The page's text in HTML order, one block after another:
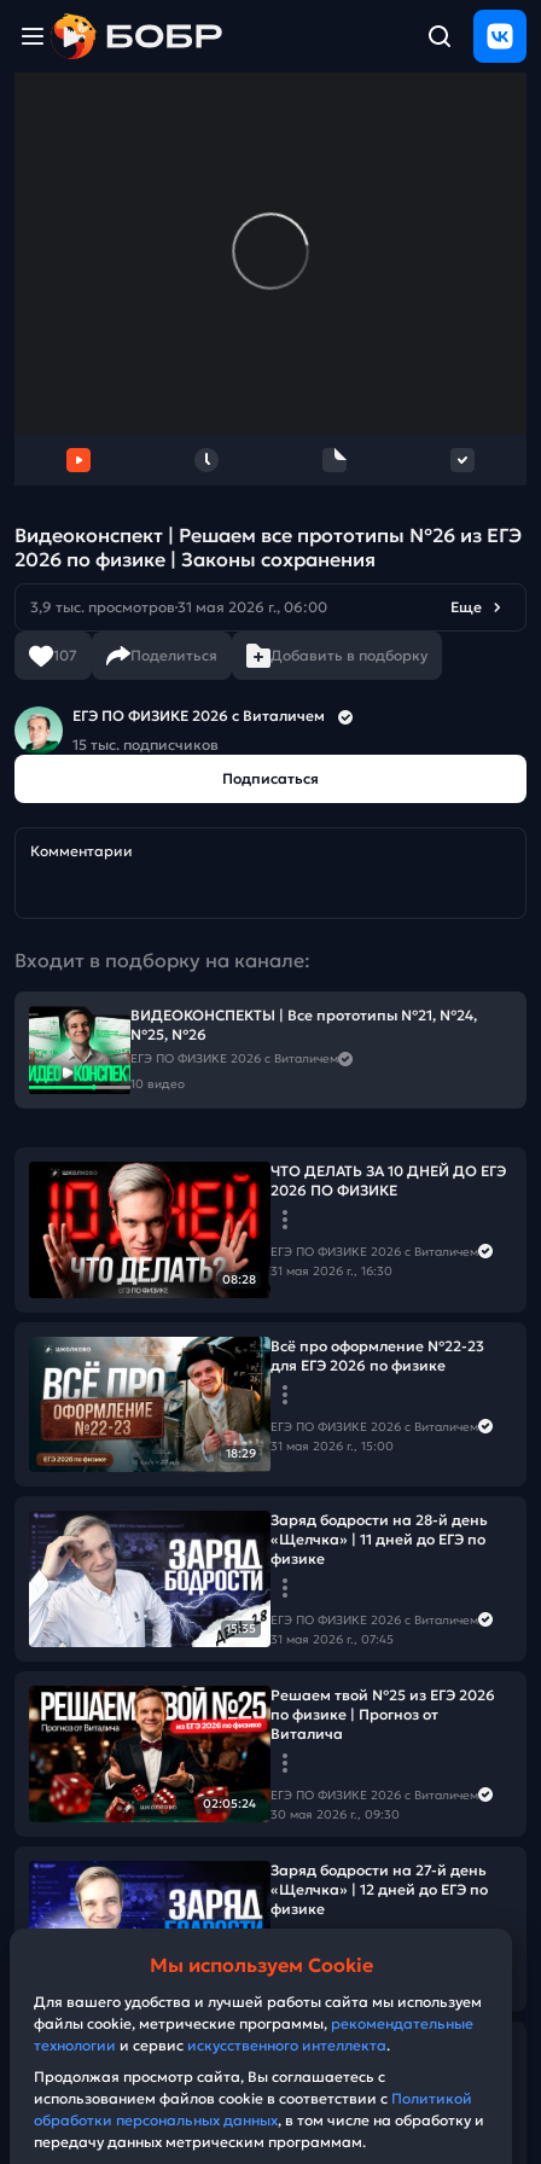
Видеоконcпект | Решаем все прототипы №26 из ЕГЭ
2026 по физике | Законы сохранения
3,9 тыс. просмотров 31 мая 2026 г., 06:00 Еще
107 Поделиться Добавить в подборку
ЕГЭ ПО ФИЗИКЕ 2026 с Виталичем
15 тыс. подписчиков
Подписаться
Комментарии
Входит в подборку на канале:
ВИДЕОКОНСПЕКТЫ | Все прототипы №21, №24,
№25, №26
ЕГЭ ПО ФИЗИКЕ 2026 с Виталичем
10 видео
08:28
ЧТО ДЕЛАТЬ ЗА 10 ДНЕЙ ДО ЕГЭ
2026 ПО ФИЗИКЕ
ЕГЭ ПО ФИЗИКЕ 2026 с Виталичем
31 мая 2026 г., 16:30
18:29
Всё про оформление №22-23
для ЕГЭ 2026 по физике
ЕГЭ ПО ФИЗИКЕ 2026 с Виталичем
31 мая 2026 г., 15:00
15:35
Заряд бодрости на 28-й день
«Щелчка» | 11 дней до ЕГЭ по
физике
ЕГЭ ПО ФИЗИКЕ 2026 с Виталичем
31 мая 2026 г., 07:45
02:05:24
Решаем твой №25 из ЕГЭ 2026
по физике | Прогноз от
Виталича
ЕГЭ ПО ФИЗИКЕ 2026 с Виталичем
30 мая 2026 г., 09:30
21:33
Заряд бодрости на 27-й день
«Щелчка» | 12 дней до ЕГЭ по
физике
ЕГЭ ПО ФИЗИКЕ 2026 с Виталичем
24:50
Видеоконcпект | Решаем все
физике | Отражение и
преломление
ЕГЭ ПО ФИЗИКЕ 2026 с Виталичем
Мы используем Cookie
Для вашего удобства и лучшей работы сайта мы используем
файлы cookie, метрические программы, рекомендательные
технологии и сервис искусственного интеллекта.
Продолжая просмотр сайта, Вы соглашаетесь с
использованием файлов cookie в соответствии с Политикой
обработки персональных данных, в том числе на обработку и
передачу данных метрическим программам.